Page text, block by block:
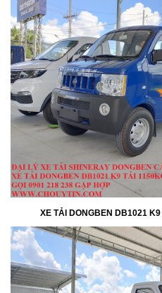
XE TẢI DONGBEN DB1021